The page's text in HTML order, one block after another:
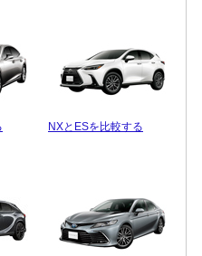
NXとESを比較する